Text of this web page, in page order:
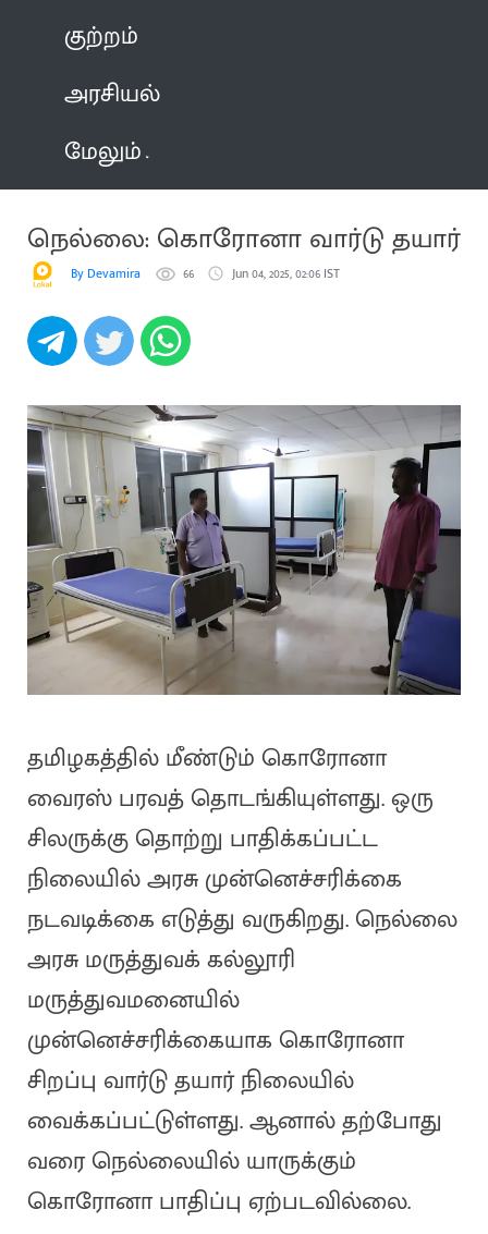
குற்றம்
அரசியல்
மேலும்
நெல்லை: கொரோனா வார்டு தயார்
By Devamira 66 Jun 04, 2025, 02:06 IST
தமிழகத்தில் மீண்டும் கொரோனா
வைரஸ் பரவத் தொடங்கியுள்ளது. ஒரு
சிலருக்கு தொற்று பாதிக்கப்பட்ட
நிலையில் அரசு முன்னெச்சரிக்கை
நடவடிக்கை எடுத்து வருகிறது. நெல்லை
அரசு மருத்துவக் கல்லூரி
மருத்துவமனையில்
முன்னெச்சரிக்கையாக கொரோனா
சிறப்பு வார்டு தயார் நிலையில்
வைக்கப்பட்டுள்ளது. ஆனால் தற்போது
வரை நெல்லையில் யாருக்கும்
கொரோனா பாதிப்பு ஏற்படவில்லை.